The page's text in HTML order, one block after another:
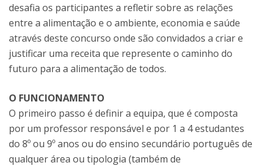
desafia os participantes a refletir sobre as relações
entre a alimentação e o ambiente, economia e saúde
através deste concurso onde são convidados a criar e
justificar uma receita que represente o caminho do
futuro para a alimentação de todos.
O FUNCIONAMENTO
O primeiro passo é definir a equipa, que é composta
por um professor responsável e por 1 a 4 estudantes
do 8º ou 9º anos ou do ensino secundário português de
qualquer área ou tipologia (também de